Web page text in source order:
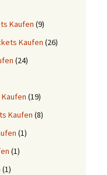
Kaufen (9)
Kaufen (26)
(24)
(19)
Kaufen (8)
(1)
(1)
(1)